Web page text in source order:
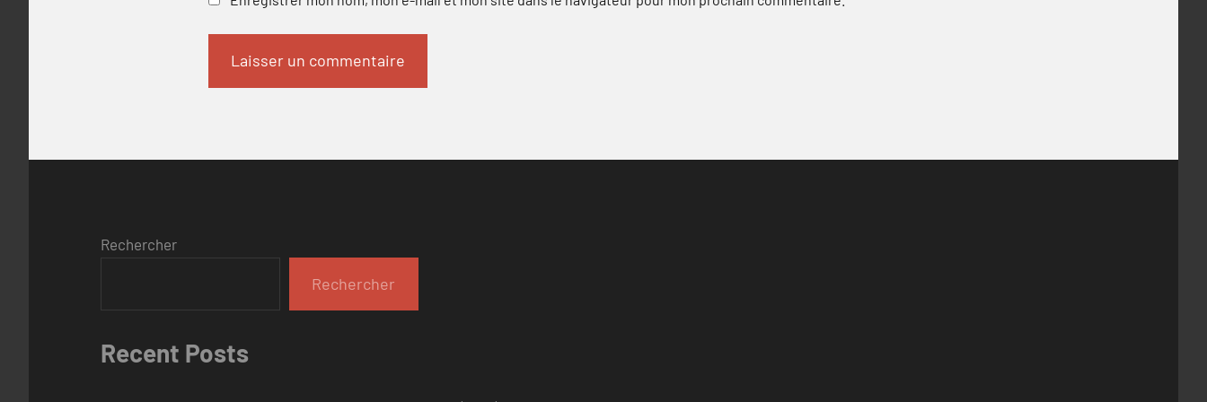
Rechercher
Rechercher
Recent Posts